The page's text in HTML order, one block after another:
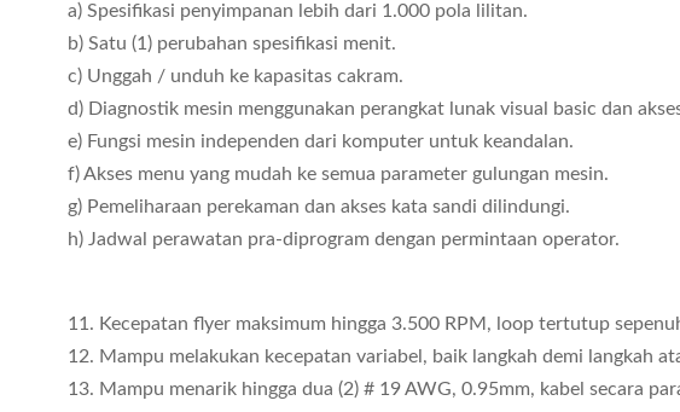
a) Spesifikasi penyimpanan lebih dari 1.000 pola lilitan.
b) Satu (1) perubahan spesifikasi menit.
c) Unggah / unduh ke kapasitas cakram.
d) Diagnostik mesin menggunakan perangkat lunak visual basic dan
e) Fungsi mesin independen dari komputer untuk keandalan.
f) Akses menu yang mudah ke semua parameter gulungan mesin.
g) Pemeliharaan perekaman dan akses kata sandi dilindungi.
h) Jadwal perawatan pra-diprogram dengan permintaan operator.
11. Kecepatan flyer maksimum hingga 3.500 RPM, loop tertutup
12. Mampu melakukan kecepatan variabel, baik langkah demi langkah
13. Mampu menarik hingga dua (2) # 19 AWG, 0.95mm, kabel secara